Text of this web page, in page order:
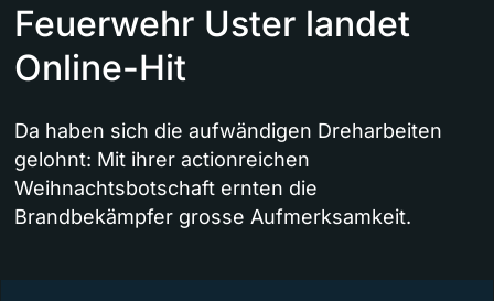
Feuerwehr Uster landet
Online-Hit
Da haben sich die aufwändigen Dreharbeiten
gelohnt: Mit ihrer actionreichen
Weihnachtsbotschaft ernten die
Brandbekämpfer grosse Aufmerksamkeit.